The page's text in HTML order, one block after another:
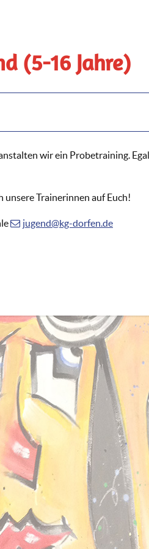
(5-16 Jahre)
wir ein Probetraining.
unsere Trainerinnen auf Euch!
jugend@kg-dorfen.de